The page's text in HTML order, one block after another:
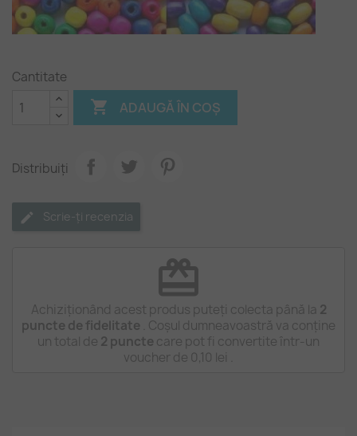
Cantitate
 ADAUGĂ ÎN COȘ
Distribuiți
Scrie-ți recenzia
redeem
Achiziționând acest produs puteți colecta până la 2
puncte de fidelitate . Coșul dumneavoastră va conține
un total de 2 puncte care pot fi convertite într-un
voucher de 0,10 lei